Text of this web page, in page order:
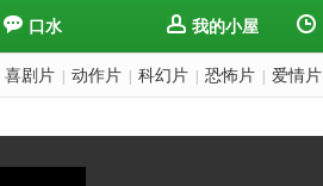
口水 我的小屋
喜剧片 动作片 科幻片 恐怖片 爱情片